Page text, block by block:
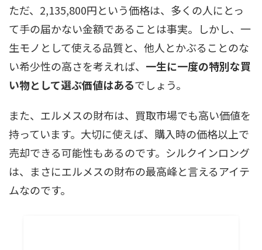
ただ、2,135,800円という価格は、多くの人にとっ
て手の届かない金額であることは事実。しかし、一
生モノとして使える品質と、他人とかぶることのな
い希少性の高さを考えれば、 一生に一度の特別な買
い物として選ぶ価値はあるでしょう。
また、エルメスの財布は、買取市場でも高い価値を
持っています。大切に使えば、購入時の価格以上で
売却できる可能性もあるのです。シルクインロング
は、まさにエルメスの財布の最高峰と言えるアイテ
ムなのです。